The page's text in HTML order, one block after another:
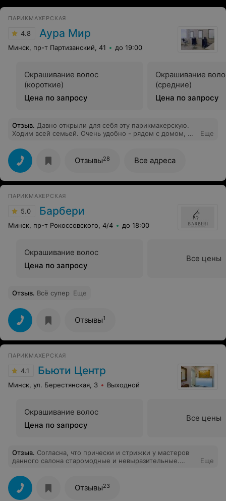
ПАРИКМАХЕРСКАЯ
4.8 Аура Мир
Минск, пр-т Партизанский, 41 до 19:00
Окрашивание волос
(короткие)
Цена по запросу
Окрашивание
(средние)
Цена по запросу
Отзыв. Давно открыли для себя эту парикмахерскую.
Ходим всей семьей. Очень удобно - рядом с домом, не
стрижку. Работают отличные мастера! Приятно, когда
обсуждаешь с мастером, что тебе будут делать и
потом видишь именно то, о чем вы договаривались,
это редкость). Всегда выходим из этой парикмахерской
с прекрасным настроением и крутой стрижкой!
Еще
Отзывы28 Все адреса
ПАРИКМАХЕРСКАЯ
5.0 Барбери
Минск, пр-т Рокоссовского, 4/4 до 18:00
Окрашивание волос
Цена по запросу
Все цены
Отзыв. Всё супер Еще
Отзывы1
ПАРИКМАХЕРСКАЯ
4.1 Бьюти Центр
Минск, ул. Берестянская, 3 Выходной
Окрашивание волос
Цена по запросу
Все цены
Отзыв. Согласна, что прически и стрижки у мастеров
данного салона старомодные и невыразительные.
При этом дикие цены(
Еще
Отзывы23